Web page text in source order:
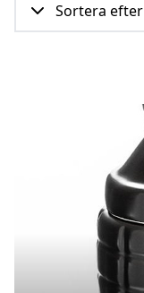
Sortera efter